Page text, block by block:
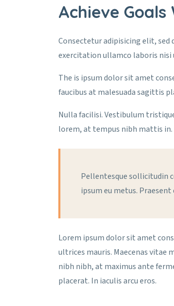
Achieve Goals
Consectetur adipisicing elit,
exercitation ullamco laboris nisi
The is ipsum dolor sit amet
faucibus at malesuada sagittis
Nulla facilisi. Vestibulum
lorem, at tempus nibh mattis in.
Pellentesque sollicitudin
ipsum eu metus.
Lorem ipsum dolor sit amet
ultrices mauris. Maecenas vitae
nibh nibh, at maximus ante
placerat. In iaculis arcu eros.